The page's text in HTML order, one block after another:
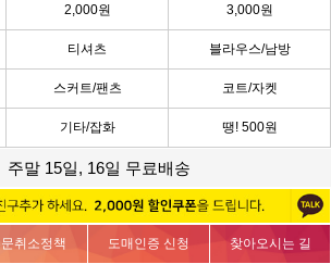
2,000원 3,000원
티셔츠 블라우스/남방
스커트/팬츠 코트/자켓
기타/잡화 땡! 500원
주말 15일, 16일 무료배송
취소정책 도매인증 신청 찾아오시는 길